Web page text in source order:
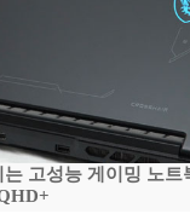
고성능 게이밍 노트